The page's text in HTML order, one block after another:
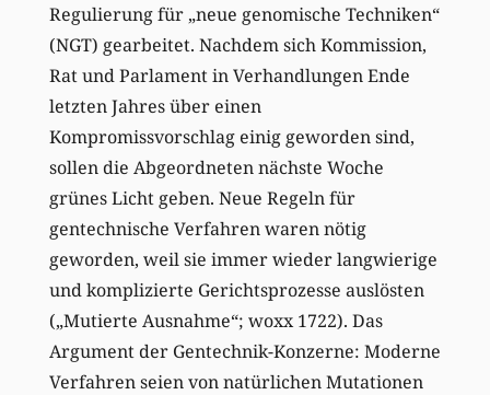
Regulierung für „neue genomische Techniken“
(NGT) gearbeitet. Nachdem sich Kommission,
Rat und Parlament in Verhandlungen Ende
letzten Jahres über einen
Kompromissvorschlag einig geworden sind,
sollen die Abgeordneten nächste Woche
grünes Licht geben. Neue Regeln für
gentechnische Verfahren waren nötig
geworden, weil sie immer wieder langwierige
und komplizierte Gerichtsprozesse auslösten
(„Mutierte Ausnahme“; woxx 1722). Das
Argument der Gentechnik-Konzerne: Moderne
Verfahren seien von natürlichen Mutationen